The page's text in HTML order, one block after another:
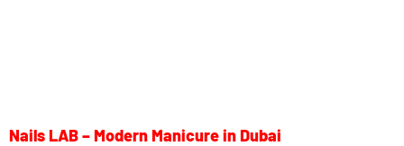
Nails LAB – Modern Manicure in Dubai